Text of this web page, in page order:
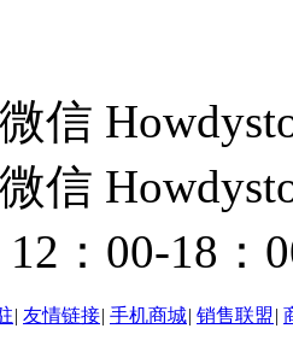
信
信
：00-18：
| 友情链接| 手机商城| 销售联盟|